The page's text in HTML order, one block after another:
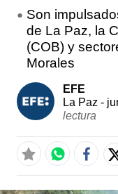
Son
de La Paz, la
(COB) y
Morales
EFE
La Paz -
lectura